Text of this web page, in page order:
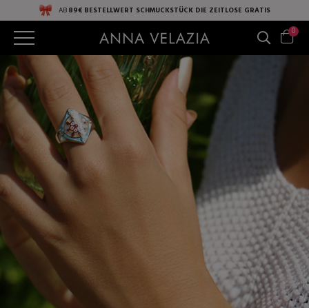
AB89€ BESTELLWERT SCHMUCKSTÜCK DIE ZEITLOSE GRATIS
0